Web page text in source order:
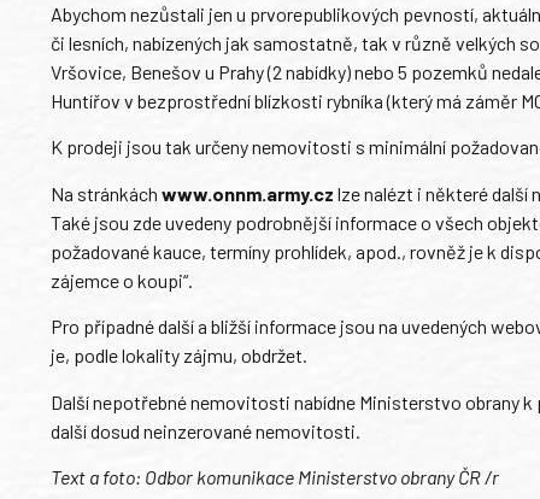
Abychom nezůstali jen u prvorepublikových pevností,
či lesních, nabízených jak samostatně, tak v různě velkých
Vršovice, Benešov u Prahy (2 nabídky) nebo 5 pozemků
Huntířov v bezprostřední blízkosti rybníka (který má záměr
K prodeji jsou tak určeny nemovitosti s minimální
Na stránkách www.onnm.army.cz lze nalézt i některé
Také jsou zde uvedeny podrobnější informace o všech
požadované kauce, termíny prohlídek, apod., rovněž je k
zájemce o koupi“.
Pro případné další a bližší informace jsou na uvedených
je, podle lokality zájmu, obdržet.
Další nepotřebné nemovitosti nabídne Ministerstvo obrany
další dosud neinzerované nemovitosti.
Text a foto: Odbor komunikace Ministerstvo obrany ČR /r